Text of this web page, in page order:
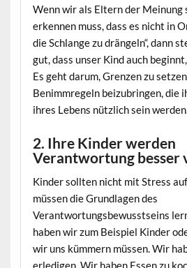
Wenn wir als Eltern der Meinung
erkennen muss, dass es nicht in
die Schlange zu drängeln“, dann
gut, dass unser Kind auch
Es geht darum, Grenzen zu
Benimmregeln beizubringen, die
ihres Lebens nützlich sein
2. Ihre Kinder werden
Verantwortung besser
Kinder sollten nicht mit Stress
müssen die Grundlagen des
Verantwortungsbewusstseins
haben wir zum Beispiel Kinder
wir uns kümmern müssen. Wir
erledigen. Wir haben Essen zu